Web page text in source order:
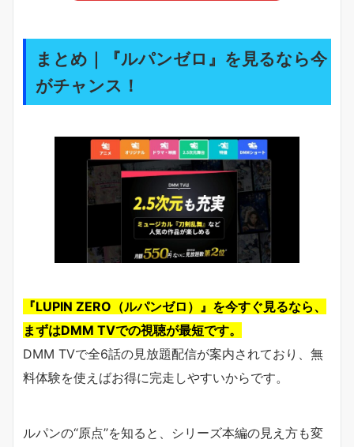
まとめ｜『ルパンゼロ』を見るなら今
がチャンス！
『LUPIN ZERO（ルパンゼロ）』を今すぐ見るなら、
まずはDMM TVでの視聴が最短です。
DMM TVで全6話の見放題配信が案内されており、無
料体験を使えばお得に完走しやすいからです。
ルパンの“原点”を知ると、シリーズ本編の見え方も変